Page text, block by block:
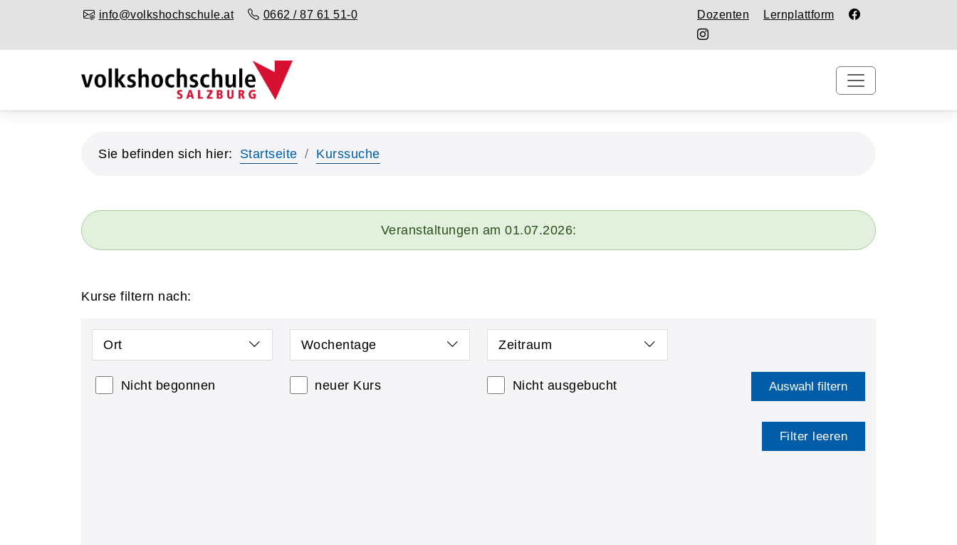
info@volkshochschule.at 0662 / 87 61 51-0 Dozenten Lernplattform
Sie befinden sich hier: Startseite Kurssuche
Veranstaltungen am 01.07.2026:
Kurse filtern nach:
Ort Wochentage Zeitraum
Nicht begonnen neuer Kurs Nicht ausgebucht Auswahl filtern
Filter leeren